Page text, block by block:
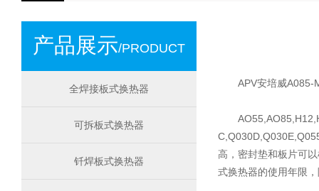
产品展示/PRODUCT
全焊接板式换热器
可拆板式换热器
钎焊板式换热器
APV安培威A085-
高，密封垫和板片可
式换热器的使用年限